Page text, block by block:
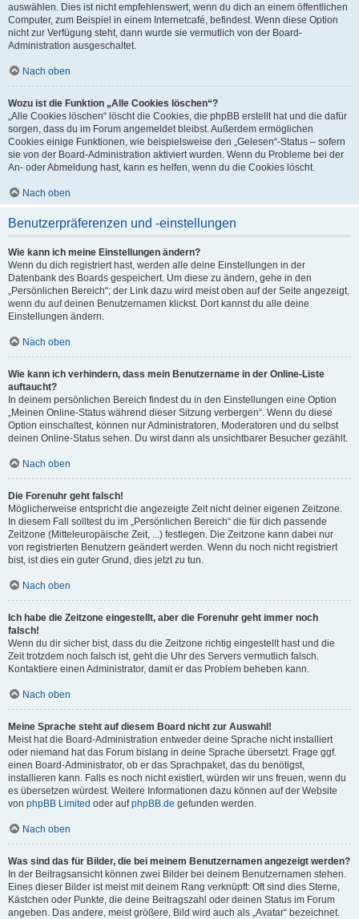
auswählen. Dies ist nicht empfehlenswert, wenn du dich an einem öffentlichen
Computer, zum Beispiel in einem Internetcafé, befindest. Wenn diese Option
nicht zur Verfügung steht, dann wurde sie vermutlich von der Board-
Administration ausgeschaltet.
Nach oben
Wozu ist die Funktion „Alle Cookies löschen“?
„Alle Cookies löschen“ löscht die Cookies, die phpBB erstellt hat und die dafür
sorgen, dass du im Forum angemeldet bleibst. Außerdem ermöglichen
Cookies einige Funktionen, wie beispielsweise den „Gelesen“-Status – sofern
sie von der Board-Administration aktiviert wurden. Wenn du Probleme bei der
An- oder Abmeldung hast, kann es helfen, wenn du die Cookies löscht.
Nach oben
Benutzerpräferenzen und -einstellungen
Wie kann ich meine Einstellungen ändern?
Wenn du dich registriert hast, werden alle deine Einstellungen in der
Datenbank des Boards gespeichert. Um diese zu ändern, gehe in den
„Persönlichen Bereich“; der Link dazu wird meist oben auf der Seite angezeigt,
wenn du auf deinen Benutzernamen klickst. Dort kannst du alle deine
Einstellungen ändern.
Nach oben
Wie kann ich verhindern, dass mein Benutzername in der Online-Liste
auftaucht?
In deinem persönlichen Bereich findest du in den Einstellungen eine Option
„Meinen Online-Status während dieser Sitzung verbergen“. Wenn du diese
Option einschaltest, können nur Administratoren, Moderatoren und du selbst
deinen Online-Status sehen. Du wirst dann als unsichtbarer Besucher gezählt.
Nach oben
Die Forenuhr geht falsch!
Möglicherweise entspricht die angezeigte Zeit nicht deiner eigenen Zeitzone.
In diesem Fall solltest du im „Persönlichen Bereich“ die für dich passende
Zeitzone (Mitteleuropäische Zeit, ...) festlegen. Die Zeitzone kann dabei nur
von registrierten Benutzern geändert werden. Wenn du noch nicht registriert
bist, ist dies ein guter Grund, dies jetzt zu tun.
Nach oben
Ich habe die Zeitzone eingestellt, aber die Forenuhr geht immer noch
falsch!
Wenn du dir sicher bist, dass du die Zeitzone richtig eingestellt hast und die
Zeit trotzdem noch falsch ist, geht die Uhr des Servers vermutlich falsch.
Kontaktiere einen Administrator, damit er das Problem beheben kann.
Nach oben
Meine Sprache steht auf diesem Board nicht zur Auswahl!
Meist hat die Board-Administration entweder deine Sprache nicht installiert
oder niemand hat das Forum bislang in deine Sprache übersetzt. Frage ggf.
einen Board-Administrator, ob er das Sprachpaket, das du benötigst,
installieren kann. Falls es noch nicht existiert, würden wir uns freuen, wenn du
es übersetzen würdest. Weitere Informationen dazu können auf der Website
von phpBB Limited oder aufphpBB.de gefunden werden.
Nach oben
Was sind das für Bilder, die bei meinem Benutzernamen angezeigt werden?
In der Beitragsansicht können zwei Bilder bei deinem Benutzernamen stehen.
Eines dieser Bilder ist meist mit deinem Rang verknüpft: Oft sind dies Sterne,
Kästchen oder Punkte, die deine Beitragszahl oder deinen Status im Forum
angeben. Das andere, meist größere, Bild wird auch als „Avatar“ bezeichnet.